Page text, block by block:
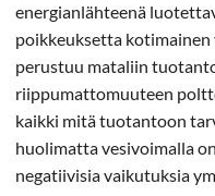
energianlähteenä
poikkeuksetta
perustuu mataliin
riippumattomuuteen
kaikki mitä tuotantoon
huolimatta vesivoimalla
negatiivisia vaikutuksia